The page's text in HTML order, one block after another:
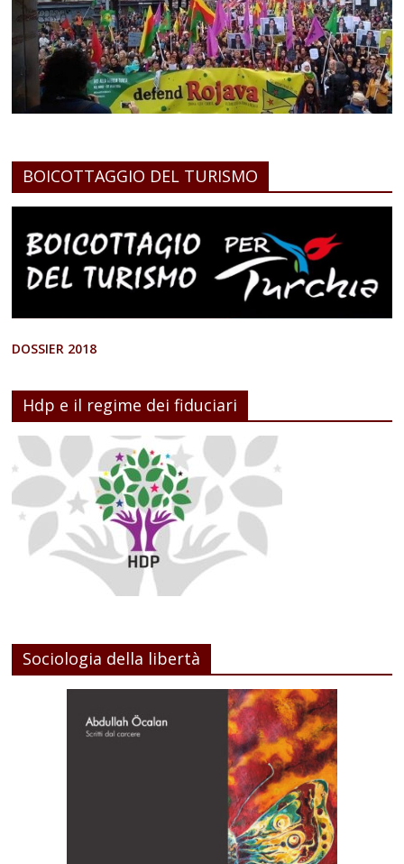
BOICOTTAGGIO DEL TURISMO
DOSSIER 2018
Hdp e il regime dei fiduciari
Sociologia della libertà